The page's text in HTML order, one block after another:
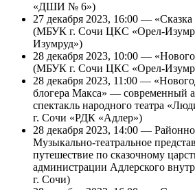
«ДШИ № 6»)
27 декабря 2023, 16:00 — «Сказка
(МБУК г. Сочи ЦКС «Орел-
Изумруд»)
28 декабря 2023, 10:00 —
(МБУК г. Сочи ЦКС «Орел-
28 декабря 2023, 11:00 —
блогера Макса» — современный
спектакль народного театра
г. Сочи «РДК «Адлер»)
28 декабря 2023, 14:00 —
Музыкально-театральное
путешествие по сказочному
администрации Адлерского
г. Сочи)